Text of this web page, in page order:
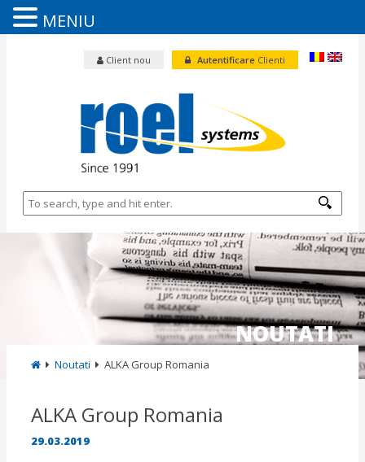
Autentificare Clienti
Client nou
NOUTATI
Noutati ALKA Group Romania
ALKA Group Romania
29.03.2019
MENIU